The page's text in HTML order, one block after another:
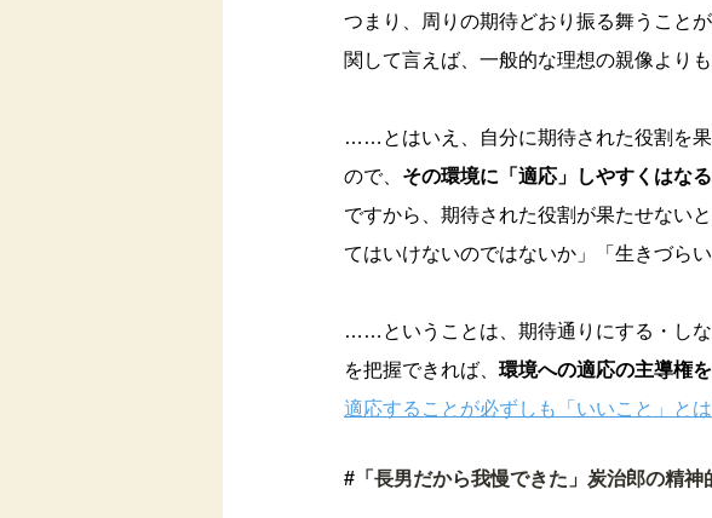
つまり、周りの期待どおり振る舞うこと
関して言えば、一般的な理想の親像よりも
……とはいえ、自分に期待された役割を
ので、 その環境に「適応」しやすくはなる
ですから、期待された役割が果たせない
てはいけないのではないか」「生きづら
……ということは、期待通りにする・しな
を把握できれば、 環境への適応の主導権
適応することが必ずしも「いいこと」と
# 「長男だから我慢できた」炭治郎の精神